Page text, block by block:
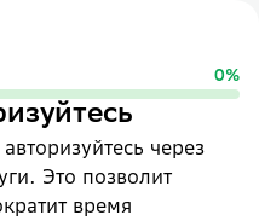
0%
через
Это позволит
время